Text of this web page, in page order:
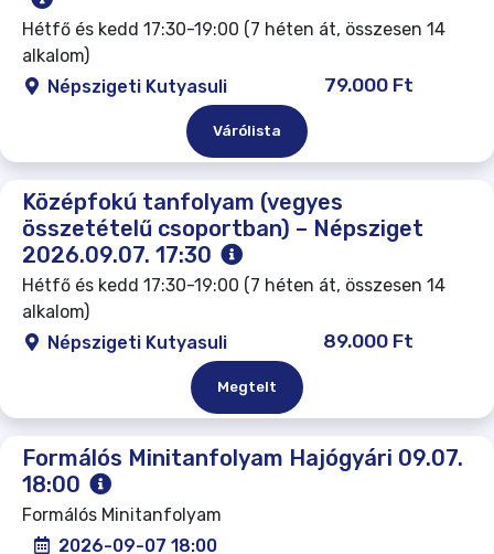
Hétfő és kedd 17:30-19:00 (7 héten át, összesen 14
alkalom)
Népszigeti Kutyasuli
79.000 Ft
Várólista
Középfokú tanfolyam (vegyes
összetételű csoportban) – Népsziget
2026.09.07. 17:30
Hétfő és kedd 17:30-19:00 (7 héten át, összesen 14
alkalom)
Népszigeti Kutyasuli
89.000 Ft
Megtelt
Formálós Minitanfolyam Hajógyári 09.07.
18:00
Formálós Minitanfolyam
2026-09-07 18:00